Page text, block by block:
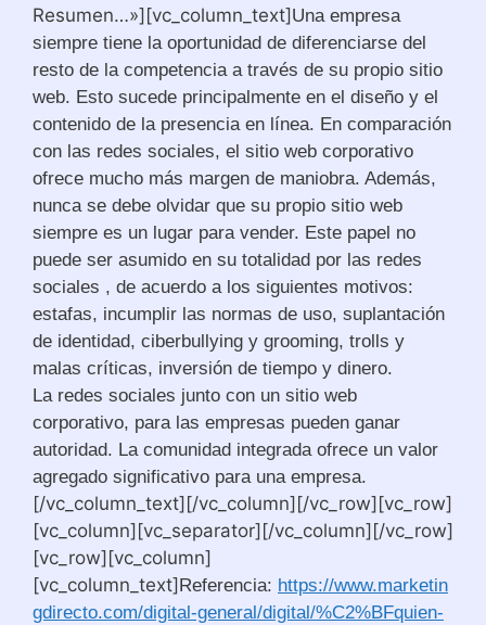
Resumen…»][vc_column_text]Una empresa
siempre tiene la oportunidad de diferenciarse del
resto de la competencia a través de su propio sitio
web. Esto sucede principalmente en el diseño y el
contenido de la presencia en línea. En comparación
con las redes sociales, el sitio web corporativo
ofrece mucho más margen de maniobra. Además,
nunca se debe olvidar que su propio sitio web
siempre es un lugar para vender. Este papel no
puede ser asumido en su totalidad por las redes
sociales , de acuerdo a los siguientes motivos:
estafas, incumplir las normas de uso, suplantación
de identidad, ciberbullying y grooming, trolls y
malas críticas, inversión de tiempo y dinero.
La redes sociales junto con un sitio web
corporativo, para las empresas pueden ganar
autoridad. La comunidad integrada ofrece un valor
agregado significativo para una empresa.
[/vc_column_text][/vc_column][/vc_row][vc_row]
[vc_column][vc_separator][/vc_column][/vc_row]
[vc_row][vc_column]
[vc_column_text]Referencia: https://www.marketin
gdirecto.com/digital-general/digital/%C2%BFquien-